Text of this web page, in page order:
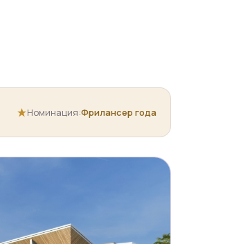
Номинация:Фрилансер года